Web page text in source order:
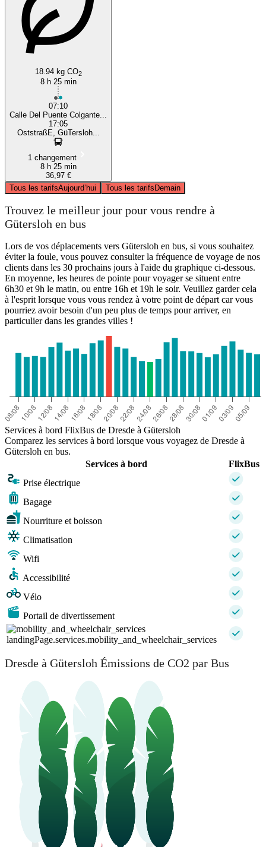
18.94 kg CO2
8 h 25 min
07:10
Calle Del Puente Colgante...
17:05
OststraßE, GüTersloh...
1 changement
8 h 25 min
36,97 €
Tous les tarifsAujourd’hui Tous les tarifsDemain
Trouvez le meilleur jour pour vous rendre à
Gütersloh en bus
Lors de vos déplacements vers Gütersloh en bus, si vous souhaitez
éviter la foule, vous pouvez consulter la fréquence de voyage de nos
clients dans les 30 prochains jours à l'aide du graphique ci-dessous.
En moyenne, les heures de pointe pour voyager se situent entre
6h30 et 9h le matin, ou entre 16h et 19h le soir. Veuillez garder cela
à l'esprit lorsque vous vous rendez à votre point de départ car vous
pourriez avoir besoin d'un peu plus de temps pour arriver, en
particulier dans les grandes villes !
Services à bord FlixBus de Dresde à Gütersloh
Comparez les services à bord lorsque vous voyagez de Dresde à
Gütersloh en bus.
Services à bord
FlixBus
Prise électrique
Bagage
Nourriture et boisson
Climatisation
Wifi
Accessibilité
Vélo
Portail de divertissement
landingPage.services.mobility_and_wheelchair_services
Dresde à Gütersloh Émissions de CO2 par Bus